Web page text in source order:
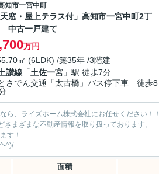
知市一宮中町
天窓・屋上テラス付」高知市一宮中町2丁
中古一戸建て
万円
㎡ (6LDK) /築35年 /3階建
讃線 「土佐一宮 」駅 徒歩7分
さでん交通「太古橋」バス停下車 徒歩8
ら、ライズホーム株式会社にお任せください！！
まざまな不動産情報を取り扱っております。
す！
^)/
面積